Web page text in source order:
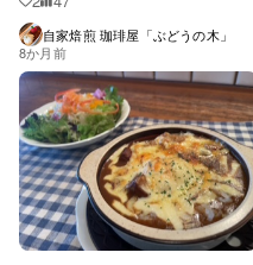
自家焙煎 珈琲屋「ぶどうの木」
8か月前